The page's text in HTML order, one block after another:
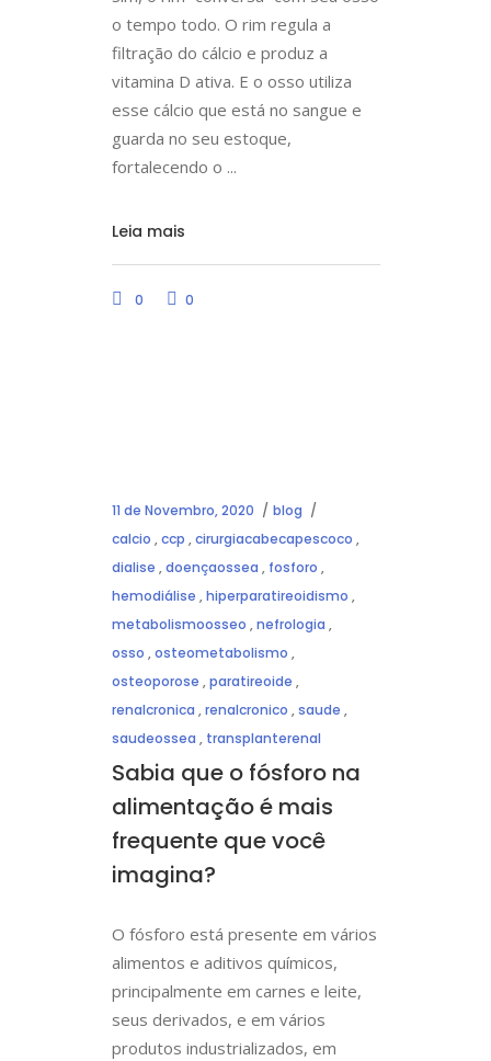
o tempo todo. O rim regula a
filtração do cálcio e produz a
vitamina D ativa. E o osso utiliza
esse cálcio que está no sangue e
guarda no seu estoque,
fortalecendo o
Leia mais
0 0
11 de Novembro, 2020
blog
calcio ,ccp ,cirurgiacabecapescoco ,
dialise ,doençaossea , fosforo ,
hemodiálise ,hiperparatireoidismo ,
metabolismoosseo ,nefrologia ,
osso ,osteometabolismo ,
osteoporose ,paratireoide ,
renalcronica ,renalcronico ,saude ,
saudeossea , transplanterenal
Sabia que o fósforo na
alimentação é mais
frequente que você
imagina?
O fósforo está presente em vários
alimentos e aditivos químicos,
principalmente em carnes e leite,
seus derivados, e em vários
produtos industrializados, em